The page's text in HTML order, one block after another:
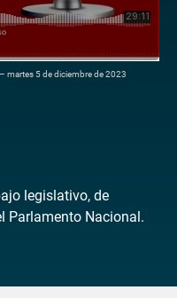
martes 5 de diciembre de 2023
legislativo, de
Parlamento Nacional.